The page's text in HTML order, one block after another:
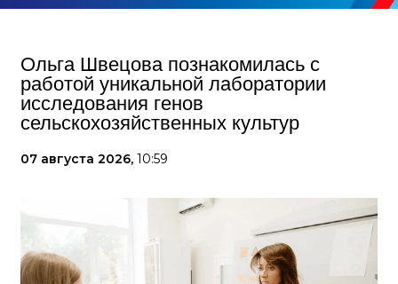
Ольга Швецова познакомилась с
работой уникальной лаборатории
исследования генов
сельскохозяйственных культур
07 августа 2026, 10:59